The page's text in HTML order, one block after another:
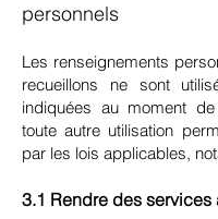
personnels
Les renseignements
recueillons ne sont
indiquées au moment
toute autre utilisation
par les lois applicables,
3.1 Rendre des services